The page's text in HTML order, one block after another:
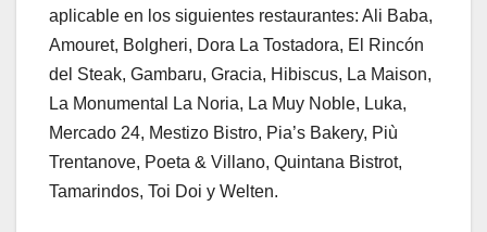
aplicable en los siguientes restaurantes: Ali Baba,
Amouret, Bolgheri, Dora La Tostadora, El Rincón
del Steak, Gambaru, Gracia, Hibiscus, La Maison,
La Monumental La Noria, La Muy Noble, Luka,
Mercado 24, Mestizo Bistro, Pia’s Bakery, Più
Trentanove, Poeta & Villano, Quintana Bistrot,
Tamarindos, Toi Doi y Welten.